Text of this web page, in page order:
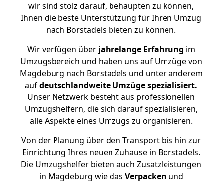
wir sind stolz darauf, behaupten zu können,
Ihnen die beste Unterstützung für Ihren Umzug
nach Borstadels bieten zu können.
Wir verfügen überjahrelange Erfahrung im
Umzugsbereich und haben uns auf Umzüge von
Magdeburg nach Borstadels und unter anderem
aufdeutschlandweite Umzüge spezialisiert.
Unser Netzwerk besteht aus professionellen
Umzugshelfern, die sich darauf spezialisieren,
alle Aspekte eines Umzugs zu organisieren.
Von der Planung über den Transport bis hin zur
Einrichtung Ihres neuen Zuhause in Borstadels.
Die Umzugshelfer bieten auch Zusatzleistungen
in Magdeburg wie das Verpacken und